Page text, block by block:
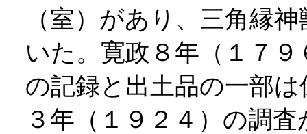
（室）があり、三角縁
いた。寛政８年（１７
の記録と出土品の一部
３年（１９２４）の調